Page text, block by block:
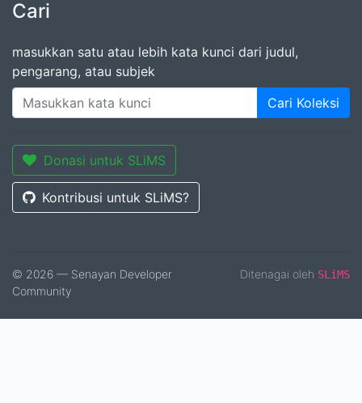
Cari
masukkan satu atau lebih kata kunci dari judul,
pengarang, atau subjek
Cari Koleksi
Donasi untuk SLiMS
Kontribusi untuk SLiMS?
© 2026 — Senayan Developer
Community
Ditenagai oleh SLiMS